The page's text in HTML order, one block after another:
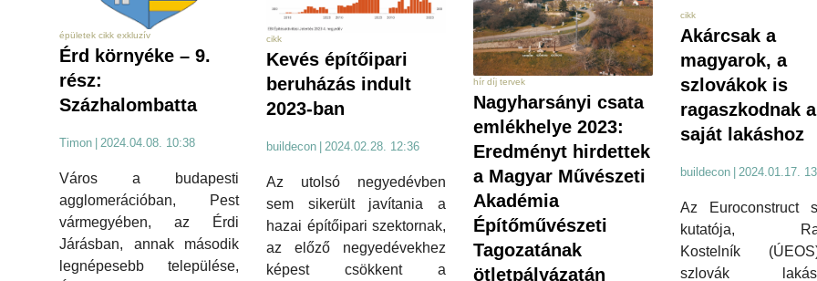
épületek cikk exkluzív
Érd környéke – 9.
rész:
Százhalombatta
Timon | 2024.04.08. 10:38
Város a budapesti
agglomerációban, Pest
vármegyében, az Érdi
Járásban, annak második
legnépesebb települése,
cikk
Kevés építőipari
beruházás indult
2023-ban
buildecon | 2024.02.28. 12:36
Az utolsó negyedévben
sem sikerült javítania a
hazai építőipari szektornak,
az előző negyedévekhez
képest csökkent a
hír díj tervek
Nagyharsányi csata
emlékhelye 2023:
Eredményt hirdettek
a Magyar Művészeti
Akadémia
Építőművészeti
Tagozatának
ötletpályázatán
cikk
Akárcsak a
magyarok, a
szlovákok is
ragaszkodnak a
saját lakáshoz
buildecon 2024.01.17.
Az Euroconstruct
kutatója,
Kostelník
szlovák